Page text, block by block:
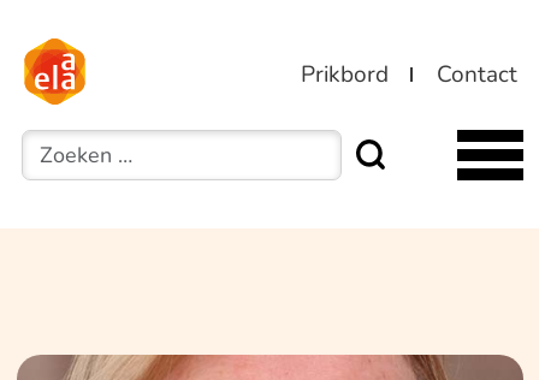
Prikbord Contact
Zoeken